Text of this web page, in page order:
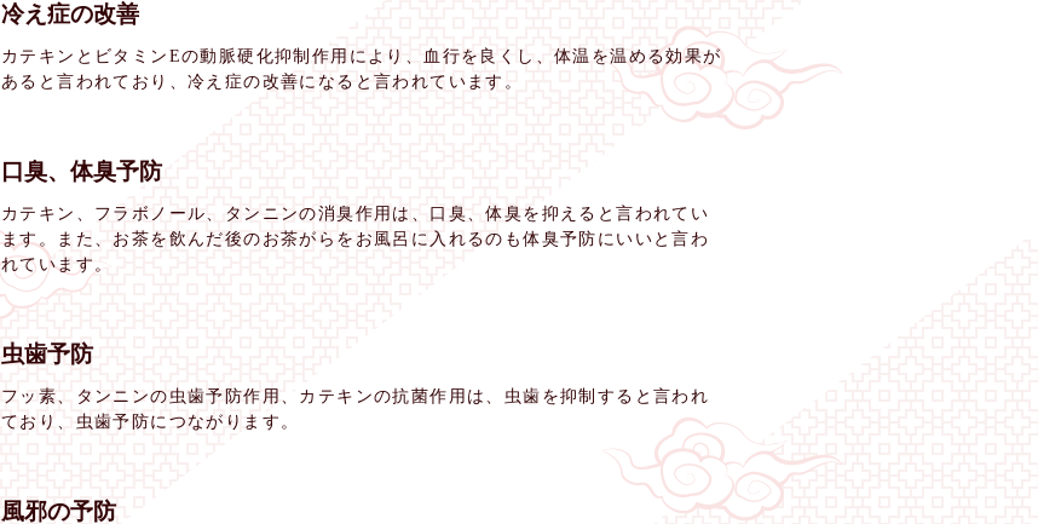
冷え症の改善
カテキンとビタミンEの動脈硬化抑制作用により、血行を良くし、体温を温める効果が
あると言われており、冷え症の改善になると言われています。
口臭、体臭予防
カテキン、フラボノール、タンニンの消臭作用は、口臭、体臭を抑えると言われてい
ます。また、お茶を飲んだ後のお茶がらをお風呂に入れるのも体臭予防にいいと言わ
れています。
虫歯予防
フッ素、タンニンの虫歯予防作用、カテキンの抗菌作用は、虫歯を抑制すると言われ
ており、虫歯予防につながります。
風邪の予防